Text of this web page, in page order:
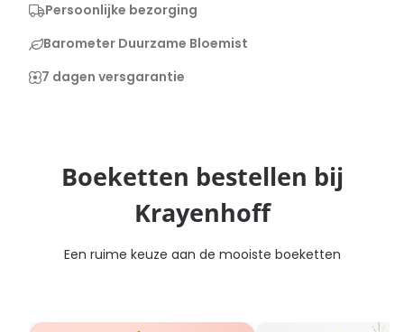
Persoonlijke bezorging
Barometer Duurzame Bloemist
7 dagen versgarantie
Boeketten bestellen bij
Krayenhoff
Een ruime keuze aan de mooiste boeketten